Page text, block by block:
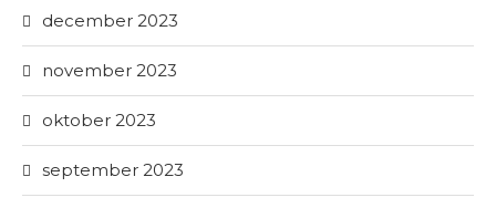
december 2023
november 2023
oktober 2023
september 2023